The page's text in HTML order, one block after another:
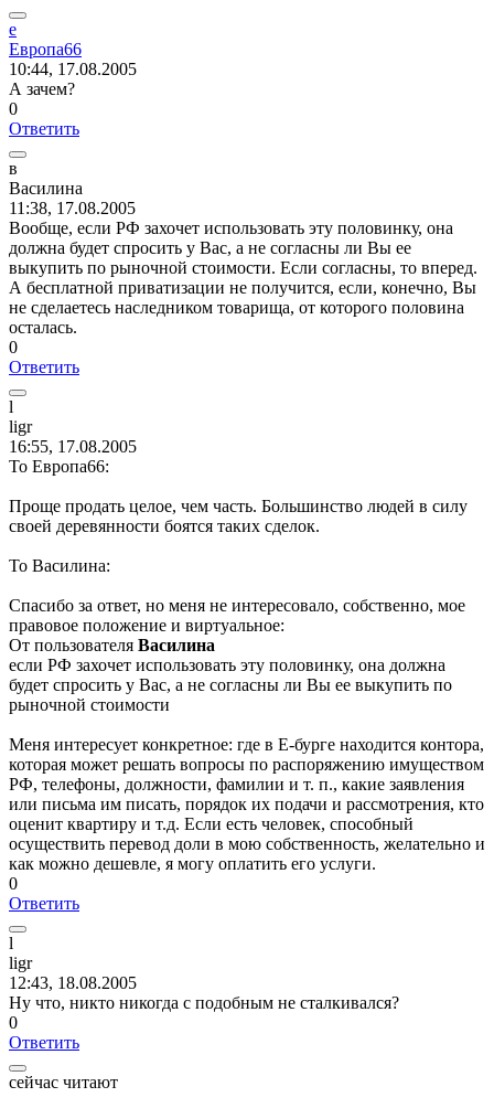
е
Европа66
10:44, 17.08.2005
А зачем?
0
Ответить
в
Василина
11:38, 17.08.2005
Вообще, если РФ захочет использовать эту половинку, она
должна будет спросить у Вас, а не согласны ли Вы ее
выкупить по рыночной стоимости. Если согласны, то вперед.
А бесплатной приватизации не получится, если, конечно, Вы
не сделаетесь наследником товарища, от которого половина
осталась.
0
Ответить
l
ligr
16:55, 17.08.2005
То Европа66:
Проще продать целое, чем часть. Большинство людей в силу
своей деревянности боятся таких сделок.
То Василина:
Спасибо за ответ, но меня не интересовало, собственно, мое
правовое положение и виртуальное:
От пользователя Василина
если РФ захочет использовать эту половинку, она должна
будет спросить у Вас, а не согласны ли Вы ее выкупить по
рыночной стоимости
Меня интересует конкретное: где в Е-бурге находится контора,
которая может решать вопросы по распоряжению имуществом
РФ, телефоны, должности, фамилии и т. п., какие заявления
или письма им писать, порядок их подачи и рассмотрения, кто
оценит квартиру и т.д. Если есть человек, способный
осуществить перевод доли в мою собственность, желательно и
как можно дешевле, я могу оплатить его услуги.
0
Ответить
l
ligr
12:43, 18.08.2005
Ну что, никто никогда с подобным не сталкивался?
0
Ответить
сейчас читают